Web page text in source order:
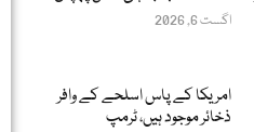
اگست 6, 2026
امریکا کے پاس اسلحے کے وافر
ذخائر موجود ہیں، ٹرمپ